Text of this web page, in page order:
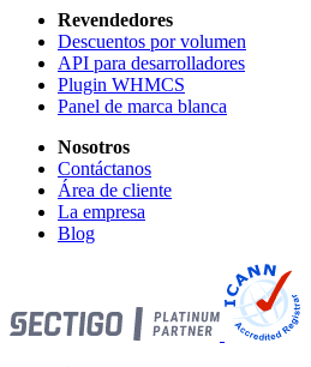
Revendedores
Descuentos por volumen
API para desarrolladores
Plugin WHMCS
Panel de marca blanca
Nosotros
Contáctanos
Área de cliente
La empresa
Blog